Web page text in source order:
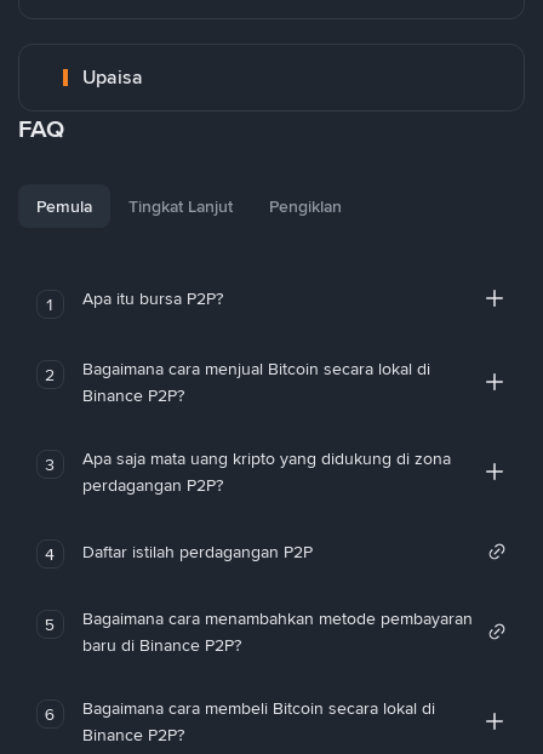
Upaisa
FAQ
Pemula Tingkat Lanjut Pengiklan
1 Apa itu bursa P2P?
2
Bagaimana cara menjual Bitcoin secara lokal di
Binance P2P?
3
Apa saja mata uang kripto yang didukung di zona
perdagangan P2P?
4 Daftar istilah perdagangan P2P
5
Bagaimana cara menambahkan metode pembayaran
baru di Binance P2P?
6
Bagaimana cara membeli Bitcoin secara lokal di
Binance P2P?